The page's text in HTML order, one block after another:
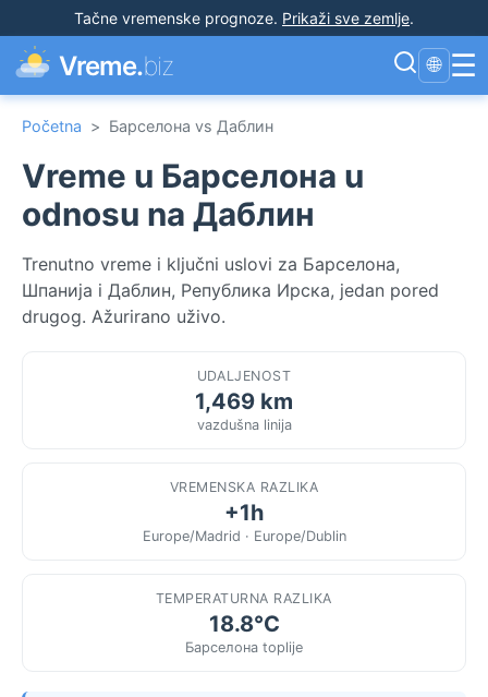
Tačne vremenske prognoze. Prikaži sve zemlje.
Vreme.biz 🌐 ☰
Početna > Барселона vs Даблин
Vreme u Барселона u
odnosu na Даблин
Trenutno vreme i ključni uslovi za Барселона,
Шпанија i Даблин, Република Ирска, jedan pored
drugog. Ažurirano uživo.
UDALJENOST
1,469 km
vazdušna linija
VREMENSKA RAZLIKA
+1h
Europe/Madrid · Europe/Dublin
TEMPERATURNA RAZLIKA
18.8°C
Барселона toplije